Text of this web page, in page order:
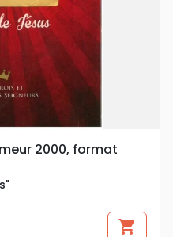
2000, format
shopping_cart